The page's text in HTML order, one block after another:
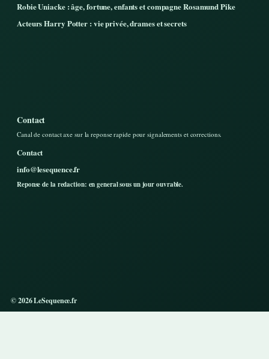
Robie Uniacke : âge, fortune, enfants et compagne Rosamund Pike
Acteurs Harry Potter : vie privée, drames et secrets
Contact
Canal de contact axe sur la reponse rapide pour signalements et corrections.
Contact
info@lesequence.fr
Reponse de la redaction: en general sous un jour ouvrable.
© 2026 LeSequence.fr